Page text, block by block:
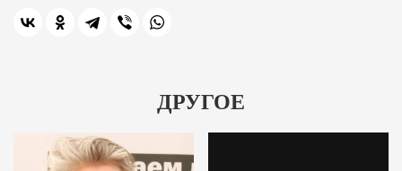
ДРУГОЕ